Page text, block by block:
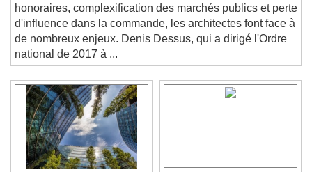
honoraires, complexification des marchés publics et perte
d'influence dans la commande, les architectes font face à
de nombreux enjeux. Denis Dessus, qui a dirigé l'Ordre
national de 2017 à ...